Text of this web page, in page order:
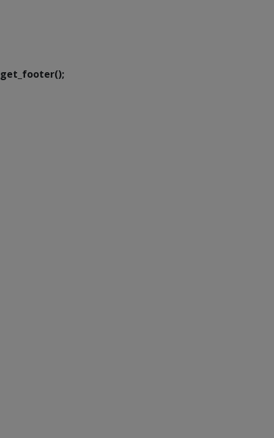
get_footer();